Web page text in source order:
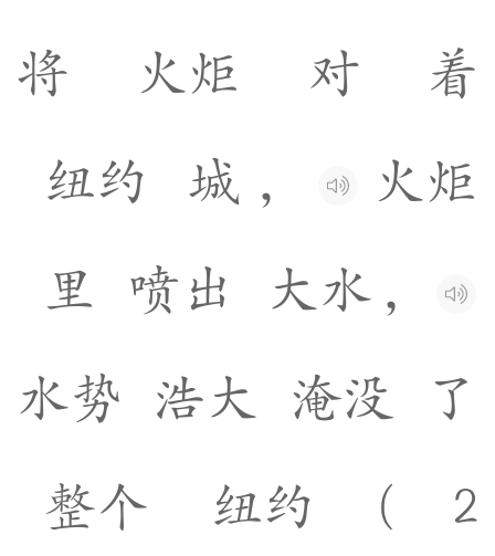
将
火炬 对
着
纽约 城 ， 火炬
里
喷 出 大水 ，
水势 浩大 淹没
了
整个 纽约 (
2